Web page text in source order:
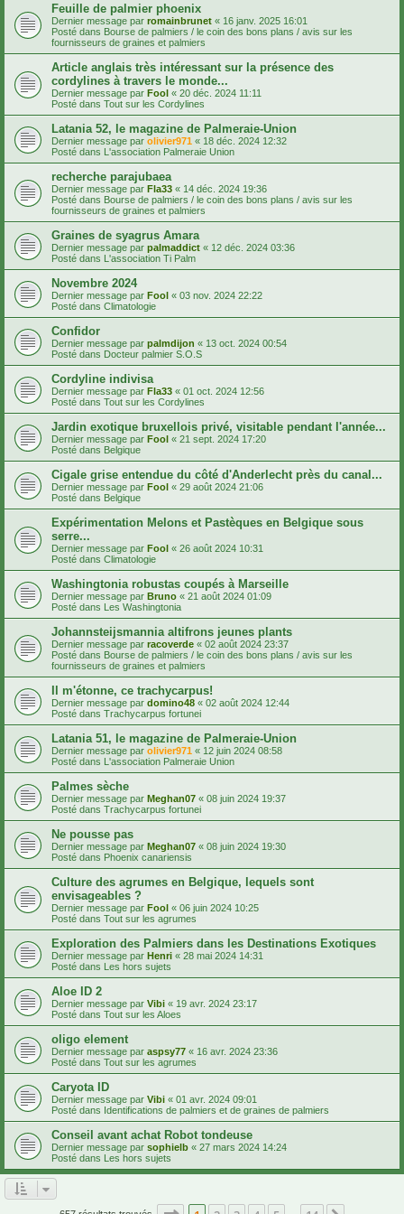
Feuille de palmier phoenix
Dernier message par romainbrunet « 16 janv. 2025 16:01
Posté dans Bourse de palmiers / le coin des bons plans / avis sur les
fournisseurs de graines et palmiers
Article anglais très intéressant sur la présence des
cordylines à travers le monde...
Dernier message par Fool « 20 déc. 2024 11:11
Posté dans Tout sur les Cordylines
Latania 52, le magazine de Palmeraie-Union
Dernier message par olivier971 « 18 déc. 2024 12:32
Posté dans L'association Palmeraie Union
recherche parajubaea
Dernier message par Fla33 « 14 déc. 2024 19:36
Posté dans Bourse de palmiers / le coin des bons plans / avis sur les
fournisseurs de graines et palmiers
Graines de syagrus Amara
Dernier message par palmaddict « 12 déc. 2024 03:36
Posté dans L'association Ti Palm
Novembre 2024
Dernier message par Fool « 03 nov. 2024 22:22
Posté dans Climatologie
Confidor
Dernier message par palmdijon « 13 oct. 2024 00:54
Posté dans Docteur palmier S.O.S
Cordyline indivisa
Dernier message par Fla33 « 01 oct. 2024 12:56
Posté dans Tout sur les Cordylines
Jardin exotique bruxellois privé, visitable pendant l'année...
Dernier message par Fool « 21 sept. 2024 17:20
Posté dans Belgique
Cigale grise entendue du côté d'Anderlecht près du canal...
Dernier message par Fool « 29 août 2024 21:06
Posté dans Belgique
Expérimentation Melons et Pastèques en Belgique sous
serre...
Dernier message par Fool « 26 août 2024 10:31
Posté dans Climatologie
Washingtonia robustas coupés à Marseille
Dernier message par Bruno « 21 août 2024 01:09
Posté dans Les Washingtonia
Johannsteijsmannia altifrons jeunes plants
Dernier message par racoverde « 02 août 2024 23:37
Posté dans Bourse de palmiers / le coin des bons plans / avis sur les
fournisseurs de graines et palmiers
Il m'étonne, ce trachycarpus!
Dernier message par domino48 « 02 août 2024 12:44
Posté dans Trachycarpus fortunei
Latania 51, le magazine de Palmeraie-Union
Dernier message par olivier971 « 12 juin 2024 08:58
Posté dans L'association Palmeraie Union
Palmes sèche
Dernier message par Meghan07 « 08 juin 2024 19:37
Posté dans Trachycarpus fortunei
Ne pousse pas
Dernier message par Meghan07 « 08 juin 2024 19:30
Posté dans Phoenix canariensis
Culture des agrumes en Belgique, lequels sont
envisageables ?
Dernier message par Fool « 06 juin 2024 10:25
Posté dans Tout sur les agrumes
Exploration des Palmiers dans les Destinations Exotiques
Dernier message par Henri « 28 mai 2024 14:31
Posté dans Les hors sujets
Aloe ID 2
Dernier message par Vibi « 19 avr. 2024 23:17
Posté dans Tout sur les Aloes
oligo element
Dernier message par aspsy77 « 16 avr. 2024 23:36
Posté dans Tout sur les agrumes
Caryota ID
Dernier message par Vibi « 01 avr. 2024 09:01
Posté dans Identifications de palmiers et de graines de palmiers
Conseil avant achat Robot tondeuse
Dernier message par sophielb « 27 mars 2024 14:24
Posté dans Les hors sujets